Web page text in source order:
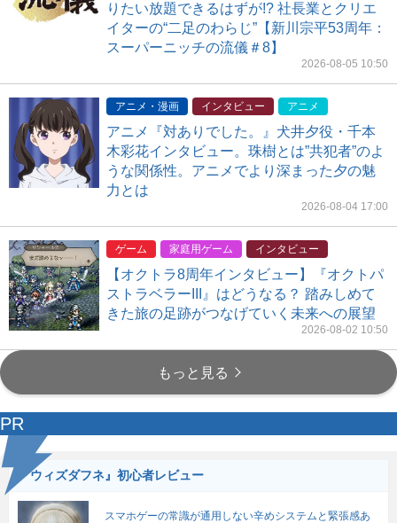
りたい放題できるはずが!? 社長業とクリエ
イターの“二足のわらじ”【新川宗平53周年：
スーパーニッチの流儀＃8】
2026-08-05 10:50
アニメ・漫画 インタビュー アニメ
アニメ『対ありでした。』犬井夕役・千本
木彩花インタビュー。珠樹とは”共犯者”のよ
うな関係性。アニメでより深まった夕の魅
力とは
2026-08-04 17:00
ゲーム 家庭用ゲーム インタビュー
【オクトラ8周年インタビュー】『オクトパ
ストラベラーIII』はどうなる？ 踏みしめて
きた旅の足跡がつなげていく未来への展望
2026-08-02 10:50
もっと見る
PR
『ウィズダフネ』初心者レビュー
スマホゲーの常識が通用しない辛めシステムと緊張感あ